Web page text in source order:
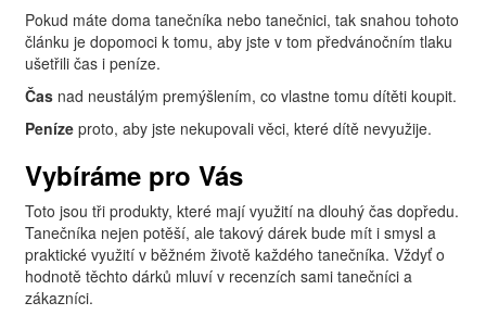
Pokud máte doma tanečníka nebo tanečnici, tak snahou tohoto
článku je dopomoci k tomu, aby jste v tom předvánočním tlaku
ušetřili čas i peníze.
Čas nad neustálým premýšlením, co vlastne tomu dítěti koupit.
Peníze proto, aby jste nekupovali věci, které dítě nevyužije.
Vybíráme pro Vás
Toto jsou tři produkty, které mají využití na dlouhý čas dopředu.
Tanečníka nejen potěší, ale takový dárek bude mít i smysl a
praktické využití v běžném životě každého tanečníka. Vždyť o
hodnotě těchto dárků mluví v recenzích sami tanečníci a
zákazníci.